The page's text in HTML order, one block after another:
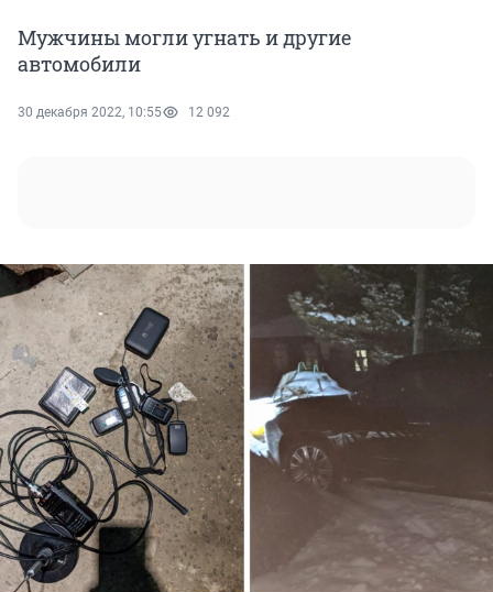
Мужчины могли угнать и другие
автомобили
30 декабря 2022, 10:55 12 092